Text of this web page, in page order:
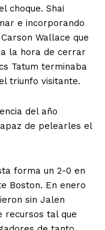
choque. Shai
e incorporando
Wallace que
la hora de cerrar
Tatum terminaba
triunfo visitante.
del año
de pelearles el
forma un 2-0 en
Boston. En enero
sin Jalen
recursos tal que